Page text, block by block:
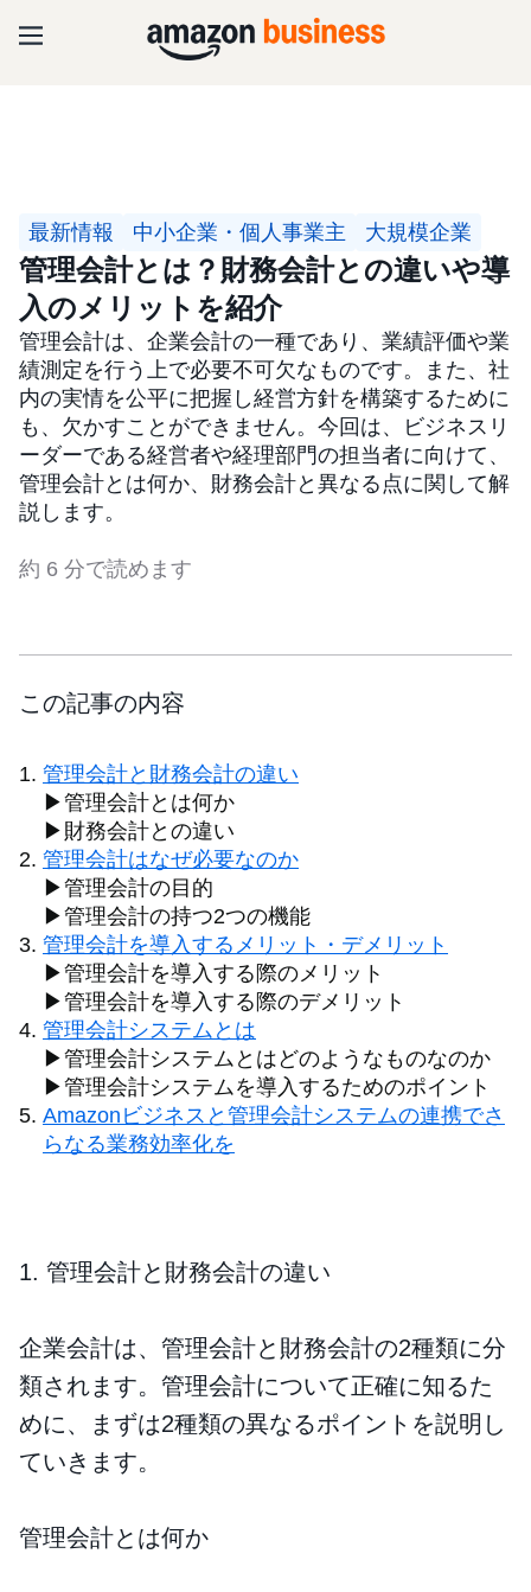
最新情報 中小企業・個人事業主 大規模企業
管理会計とは？財務会計との違いや導
入のメリットを紹介
管理会計は、企業会計の一種であり、業績評価や業
績測定を行う上で必要不可欠なものです。また、社
内の実情を公平に把握し経営方針を構築するために
も、欠かすことができません。今回は、ビジネスリ
ーダーである経営者や経理部門の担当者に向けて、
管理会計とは何か、財務会計と異なる点に関して解
説します。
約 6 分で読めます
この記事の内容
管理会計と財務会計の違い
▶管理会計とは何か
▶財務会計との違い
管理会計はなぜ必要なのか
▶管理会計の目的
▶管理会計の持つ2つの機能
管理会計を導入するメリット・デメリット
▶管理会計を導入する際のメリット
▶管理会計を導入する際のデメリット
管理会計システムとは
▶管理会計システムとはどのようなものなのか
▶管理会計システムを導入するためのポイント
Amazonビジネスと管理会計システムの連携でさ
らなる業務効率化を
1. 管理会計と財務会計の違い
企業会計は、管理会計と財務会計の2種類に分
類されます。管理会計について正確に知るた
めに、まずは2種類の異なるポイントを説明し
ていきます。
管理会計とは何か